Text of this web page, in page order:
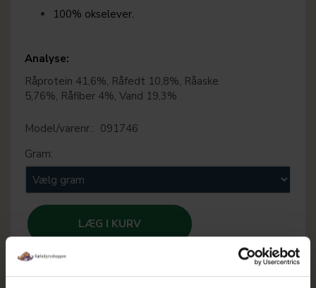
100% okselever.
Analyse:
Råprotein 41,6%, Råfedt 10,8%, Råaske
5,76%, Råfiber 4%, Vand 19,3%
Model/varenr.: 091746
Gram:
LÆG I KURV